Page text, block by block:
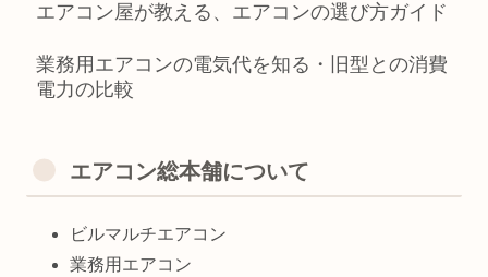
エアコン屋が教える、エアコンの選び方ガイド
業務用エアコンの電気代を知る・旧型との消費
電力の比較
エアコン総本舗について
ビルマルチエアコン
業務用エアコン